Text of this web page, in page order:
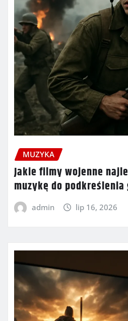
MUZYKA
Jakie filmy wojenne
muzykę do
admin lip 16, 2026